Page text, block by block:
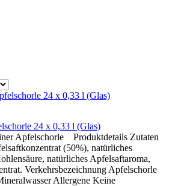
24 x 0,33 l (Glas)
Apfelschorle Produktdetails Zutaten
(50%), natürliches
natürliches Apfelsaftaroma,
Verkehrsbezeichnung Apfelschorle
Allergene Keine